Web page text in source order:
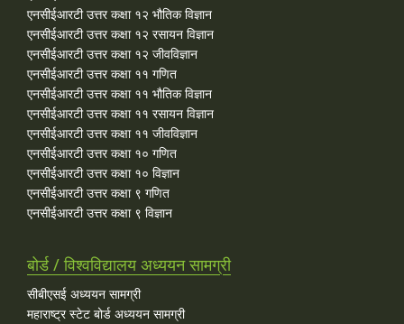
एनसीईआरटी उत्तर कक्षा १२ भौतिक विज्ञान
एनसीईआरटी उत्तर कक्षा १२ रसायन विज्ञान
एनसीईआरटी उत्तर कक्षा १२ जीवविज्ञान
एनसीईआरटी उत्तर कक्षा ११ गणित
एनसीईआरटी उत्तर कक्षा ११ भौतिक विज्ञान
एनसीईआरटी उत्तर कक्षा ११ रसायन विज्ञान
एनसीईआरटी उत्तर कक्षा ११ जीवविज्ञान
एनसीईआरटी उत्तर कक्षा १० गणित
एनसीईआरटी उत्तर कक्षा १० विज्ञान
एनसीईआरटी उत्तर कक्षा ९ गणित
एनसीईआरटी उत्तर कक्षा ९ विज्ञान
बोर्ड / विश्वविद्यालय अध्ययन सामग्री
सीबीएसई अध्ययन सामग्री
महाराष्ट्र स्टेट बोर्ड अध्ययन सामग्री